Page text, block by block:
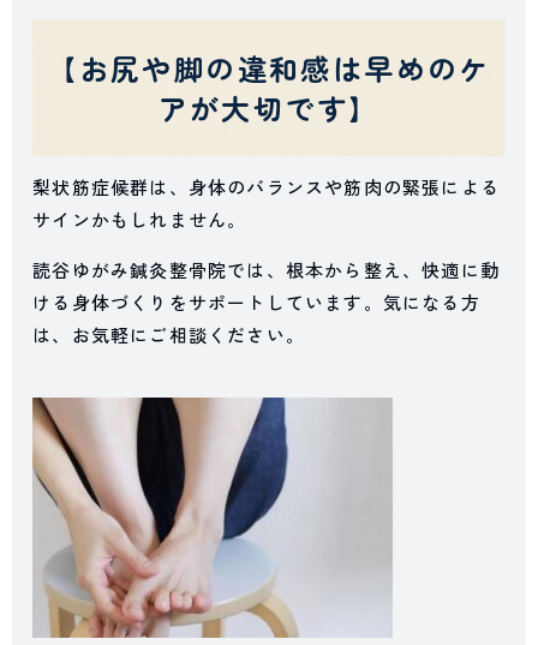
【お尻や脚の違和感は早めのケ
アが大切です】
梨状筋症候群は、身体のバランスや筋肉の緊張による
サインかもしれません。
読谷ゆがみ鍼灸整骨院では、根本から整え、快適に動
ける身体づくりをサポートしています。気になる方
は、お気軽にご相談ください。